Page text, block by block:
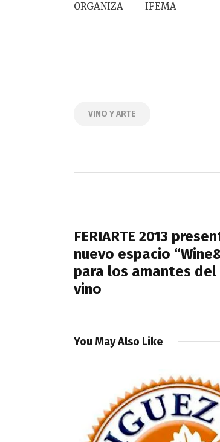
ORGANIZA IFEMA
VINO Y ARTE
entradas
FERIARTE 2013
nuevo espacio
para los amantes
vino
You May Also Like